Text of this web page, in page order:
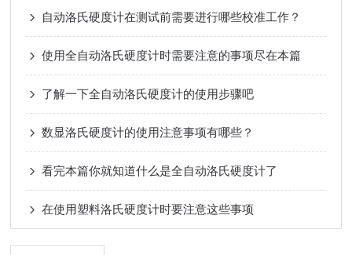
自动洛氏硬度计在测试前需要进行哪些校准工作？
使用全自动洛氏硬度计时需要注意的事项尽在本篇
了解一下全自动洛氏硬度计的使用步骤吧
数显洛氏硬度计的使用注意事项有哪些？
看完本篇你就知道什么是全自动洛氏硬度计了
在使用塑料洛氏硬度计时要注意这些事项